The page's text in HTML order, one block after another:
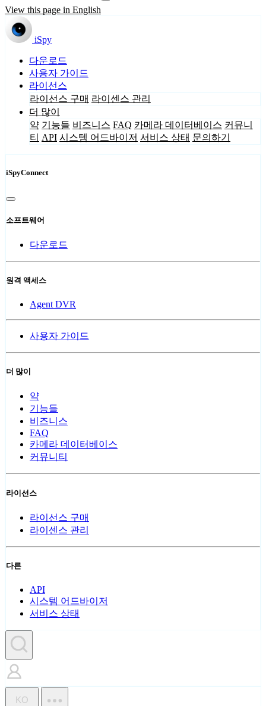
View this page in English
iSpy
다운로드
사용자 가이드
라이선스
라이선스 구매 라이센스 관리
더 많이
약 기능들 비즈니스 FAQ 카메라 데이터베이스 커뮤니
티 API 시스템 어드바이저 서비스 상태 문의하기
iSpyConnect
소프트웨어
다운로드
원격 액세스
Agent DVR
사용자 가이드
더 많이
약
기능들
비즈니스
FAQ
카메라 데이터베이스
커뮤니티
라이선스
라이선스 구매
라이센스 관리
다른
API
시스템 어드바이저
서비스 상태
KO